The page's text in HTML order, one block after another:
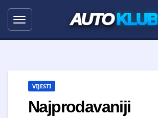
AUTOKLUB
VIJESTI
Najprodavaniji